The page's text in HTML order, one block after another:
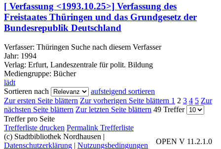
[ Verfassung <1993.10.25>] Verfassung des
Freistaates Thüringen und das Grundgesetz der
Bundesrepublik Deutschland
Verfasser: Thüringen Suche nach diesem Verfasser
Jahr: 1994
Verlag: Erfurt, Landeszentrale für polit. Bildung
Mediengruppe: Bücher
lädt
Sortieren nach
aufsteigend sortieren
Zur ersten Seite blättern Zur vorherigen Seite blättern 1 2 3 4 5 Zur
nächsten Seite blättern Zur letzten Seite blättern 49 Treffer
Treffer pro Seite
Trefferliste drucken Permalink Trefferliste
OPEN V 11.2.1.0
(c) Stadtbibliothek Nordhausen |
Datenschutzerklärung | Nutzungsbedingungen